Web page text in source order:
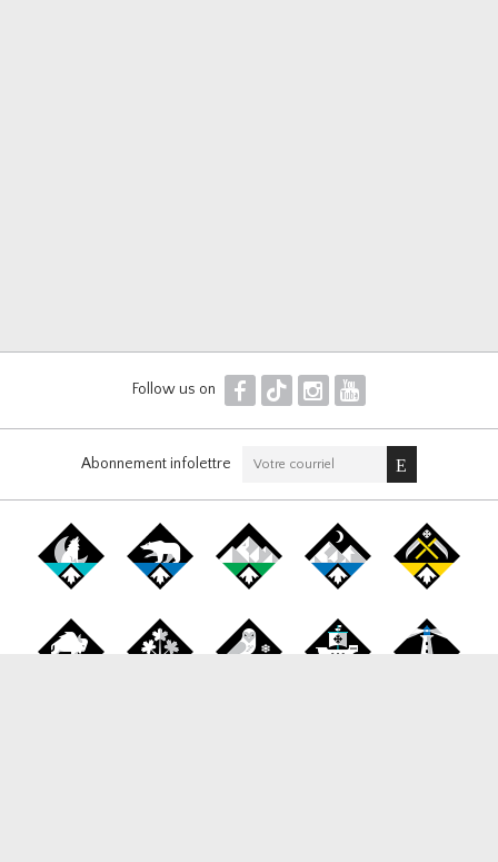
Follow us on F T I Y
Abonnement infolettre